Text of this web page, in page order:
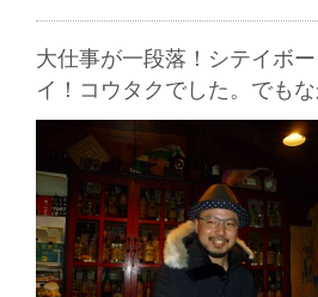
大仕事が一段落！シテイボ
イ！コウタクでした。でも